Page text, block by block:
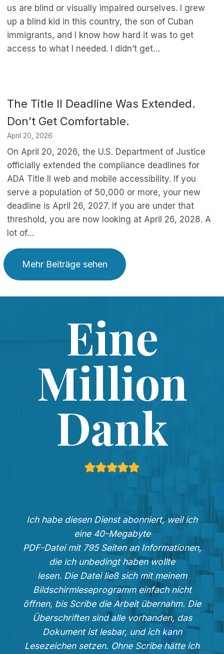
us are blind or visually impaired ourselves. I grew
up a blind kid in this country, the son of Cuban
immigrants, and I know how hard it was to get
access to what I needed. I didn’t get…
The Title II Deadline Was Extended.
Don’t Get Comfortable.
April 20, 2026
On April 20, 2026, the U.S. Department of Justice
officially extended the compliance deadlines for
ADA Title II web and mobile accessibility. If you
serve a population of 50,000 or more, your new
deadline is April 26, 2027. If you are under that
threshold, you are now looking at April 26, 2028. A
lot of…
Mehr Beiträge sehen
Eine
Million
Dank
Ich habe diesen Dienst abonniert, weil ich
eine 40-Megabyte
PDF-Datei mit 795 Seiten an Informationen,
die ich unbedingt haben wollte
lesen. Die Datei ließ sich mit meinem
Bildschirmleseprogramm einfach nicht
öffnen, bis Scribe die Arbeit übernahm. Die
Überschriften sind alle vorhanden, das
Dokument ist lesbar, und ich kann
Lesezeichen setzen. Ohne Scribe hätte ich